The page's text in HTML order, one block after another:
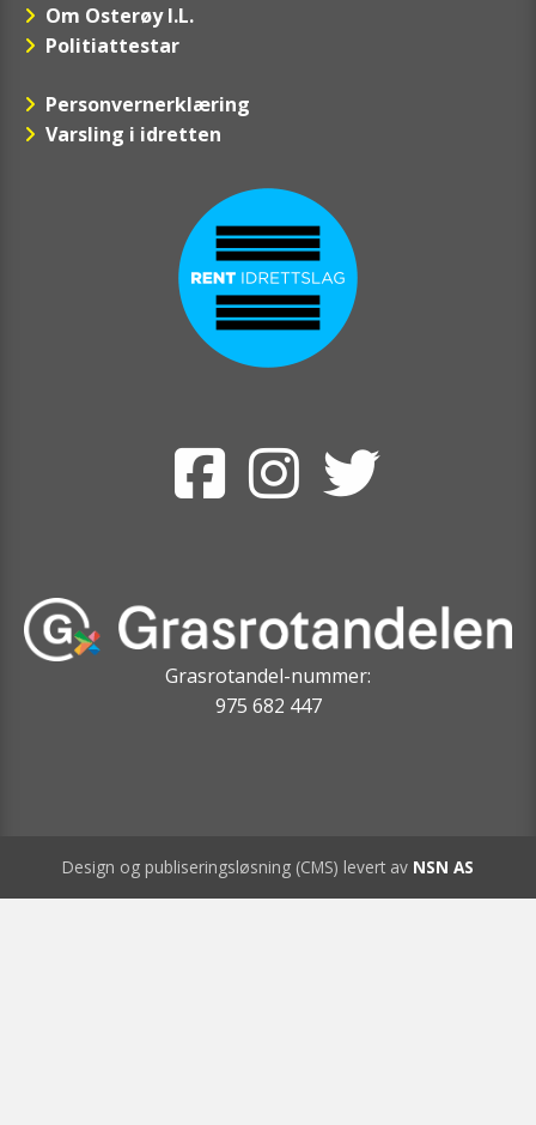
Om Osterøy I.L.
Politiattestar
Personvernerklæring
Varsling i idretten
Grasrotandel-nummer:
975 682 447
Design og publiseringsløsning (CMS) levert av NSN AS